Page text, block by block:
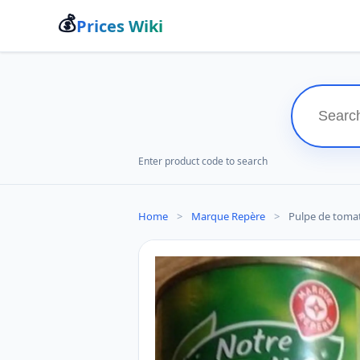
💰Prices Wiki
Enter product code to search
Home > Marque Repère > Pulpe de